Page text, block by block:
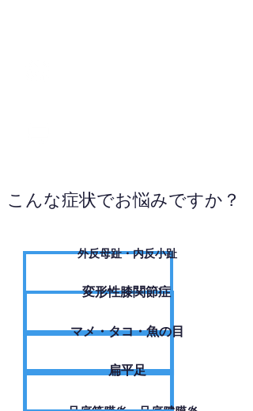
こんな症状でお悩みですか？
外反母趾・内反小趾
変形性膝関節症
​マメ・タコ・魚の目
扁平足